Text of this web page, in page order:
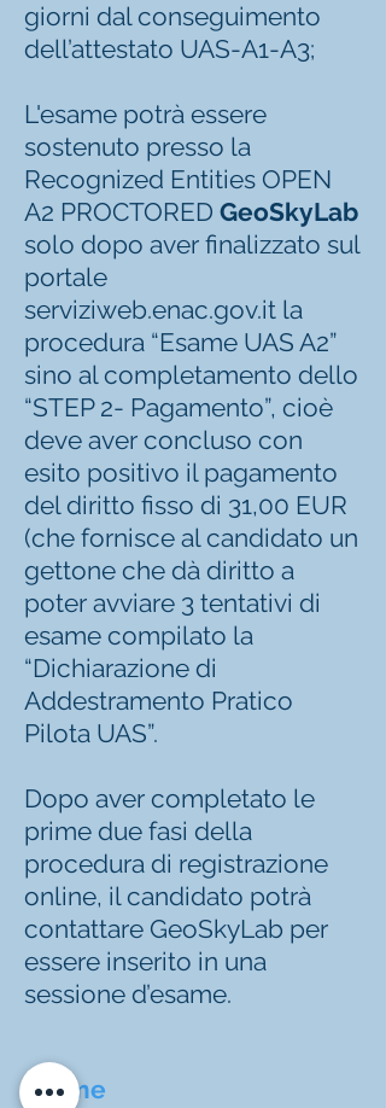
giorni dal conseguimento
dell’attestato UAS-A1-A3;
L'esame potrà essere
sostenuto presso la
Recognized Entities OPEN
A2 PROCTORED GeoSkyLab
solo dopo aver finalizzato sul
portale
serviziweb.enac.gov.it la
procedura “Esame UAS A2”
sino al completamento dello
“STEP 2- Pagamento”, cioè
deve aver concluso con
esito positivo il pagamento
del diritto fisso di 31,00 EUR
(che fornisce al candidato un
gettone che dà diritto a
poter avviare 3 tentativi di
esame compilato la
“Dichiarazione di
Addestramento Pratico
Pilota UAS”.
Dopo aver completato le
prime due fasi della
procedura di registrazione
online, il candidato potrà
contattare GeoSkyLab per
essere inserito in una
sessione d’esame.
Esame